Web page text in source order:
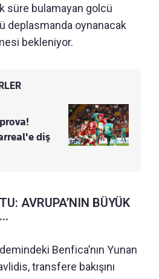
süre bulamayan golcü
deplasmanda oynanacak
bekleniyor.
diş
AVRUPA’NIN BÜYÜK
Benfica’nın Yunan
transfere bakışını